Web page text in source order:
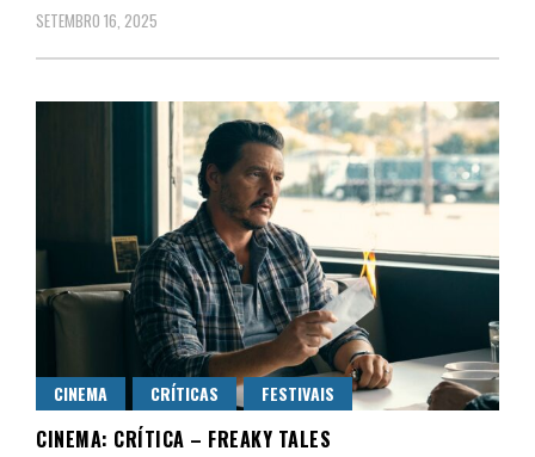
SETEMBRO 16, 2025
CINEMA CRÍTICAS FESTIVAIS
CINEMA: CRÍTICA – FREAKY TALES